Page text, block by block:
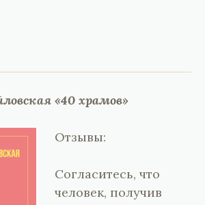
«40 храмов»
Отзывы:
Согласитесь, что
человек, получив